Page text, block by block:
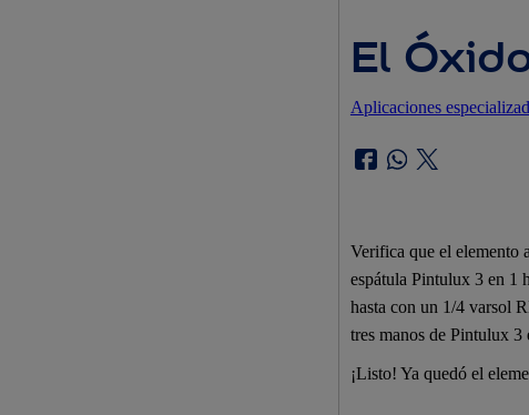
El
Aplicaciones
Verifica que el elemento
espátula Pintulux 3 en 1
hasta con un 1/4 varsol
tres manos de Pintulux 3
¡Listo! Ya quedó el